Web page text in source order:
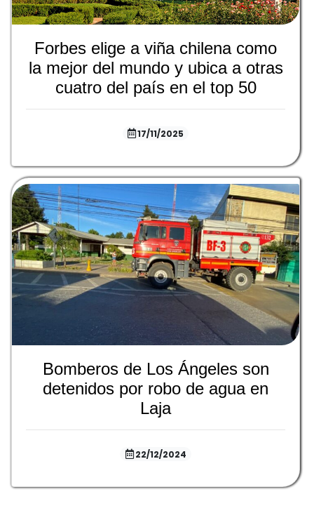
Forbes elige a viña chilena como
la mejor del mundo y ubica a otras
cuatro del país en el top 50
17/11/2025
Bomberos de Los Ángeles son
detenidos por robo de agua en
Laja
22/12/2024